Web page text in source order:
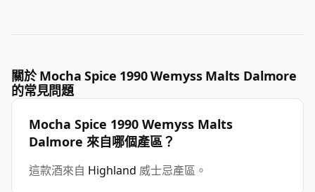
關於 Mocha Spice 1990 Wemyss Malts Dalmore
的常見問題
Mocha Spice 1990 Wemyss Malts
Dalmore 來自哪個產區？
這款酒來自 Highland 威士忌產區。